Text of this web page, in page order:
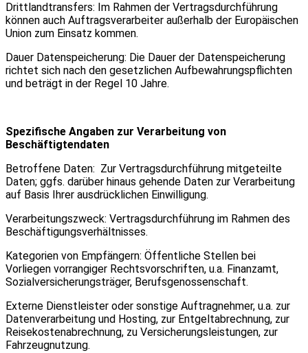
Drittlandtransfers: Im Rahmen der Vertragsdurchführung
können auch Auftragsverarbeiter außerhalb der Europäischen
Union zum Einsatz kommen.
Dauer Datenspeicherung: Die Dauer der Datenspeicherung
richtet sich nach den gesetzlichen Aufbewahrungspflichten
und beträgt in der Regel 10 Jahre.
Spezifische Angaben zur Verarbeitung von
Beschäftigtendaten
Betroffene Daten: Zur Vertragsdurchführung mitgeteilte
Daten; ggfs. darüber hinaus gehende Daten zur Verarbeitung
auf Basis Ihrer ausdrücklichen Einwilligung.
Verarbeitungszweck: Vertragsdurchführung im Rahmen des
Beschäftigungsverhältnisses.
Kategorien von Empfängern: Öffentliche Stellen bei
Vorliegen vorrangiger Rechtsvorschriften, u.a. Finanzamt,
Sozialversicherungsträger, Berufsgenossenschaft.
Externe Dienstleister oder sonstige Auftragnehmer, u.a. zur
Datenverarbeitung und Hosting, zur Entgeltabrechnung, zur
Reisekostenabrechnung, zu Versicherungsleistungen, zur
Fahrzeugnutzung.